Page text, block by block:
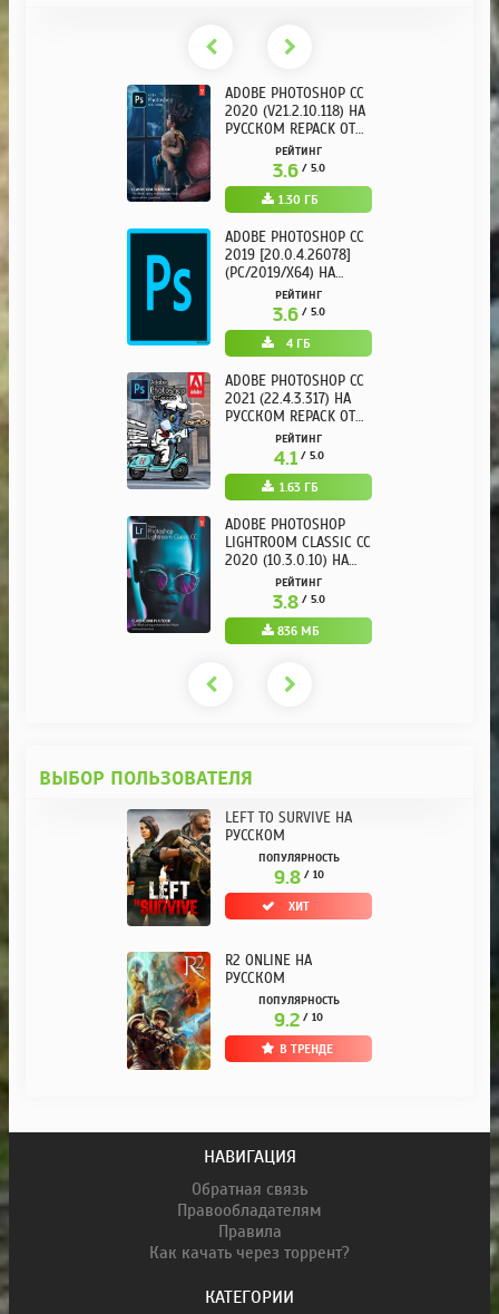
ADOBE PHOTOSHOP CC
2020 (V21.2.10.118) НА
РУССКОМ REPACK ОТ
KPOJIUKРЕЙТИНГ
3.6/ 5.0
1.30 ГБ
ADOBE PHOTOSHOP CC
2019 [20.0.4.26078]
(PC/2019/X64) НА
РУССКОМРЕЙТИНГ
3.6/ 5.0
4 ГБ
ADOBE PHOTOSHOP CC
2021 (22.4.3.317) НА
РУССКОМ REPACK ОТ
KPOJIUKРЕЙТИНГ
4.1 / 5.0
1.63 ГБ
ADOBE PHOTOSHOP
LIGHTROOM CLASSIC CC
2020 (10.3.0.10) НА
РУССКОМ REPACK ОТ
KPOJIUK
РЕЙТИНГ
3.8 / 5.0
836 МБ
ВЫБОР ПОЛЬЗОВАТЕЛЯ
LEFT TO SURVIVE НА
РУССКОМ
ПОПУЛЯРНОСТЬ
9.8 / 10
ХИТ
R2 ONLINE НА
РУССКОМ
ПОПУЛЯРНОСТЬ
9.2 / 10
В ТРЕНДЕ
НАВИГАЦИЯ
Обратная связь
Правообладателям
Правила
Как качать через торрент?
КАТЕГОРИИ